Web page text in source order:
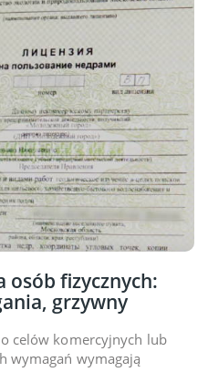
osób fizycznych:
grzywny
celów komercyjnych lub
wymagań wymagają